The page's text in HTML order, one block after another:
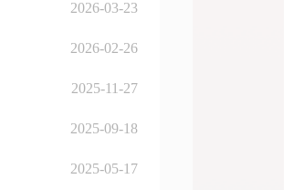
2026-03-23
2026-02-26
2025-11-27
2025-09-18
2025-05-17